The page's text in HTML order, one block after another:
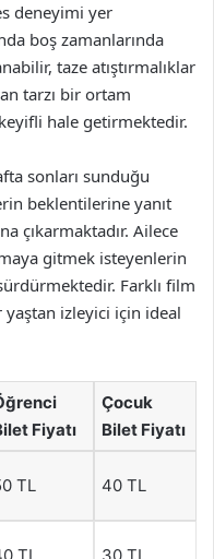
deneyimi yer
boş zamanlarında
taze atıştırmalıklar
tarzı bir ortam
hale getirmektedir.
sonları sunduğu
beklentilerine yanıt
çıkarmaktadır. Ailece
gitmek isteyenlerin
Farklı film
yaştan izleyici için ideal
Fiyatı
Çocuk
Bilet Fiyatı
TL 40 TL